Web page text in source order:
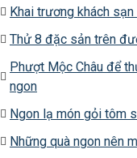
Khai trương khách
Thử 8 đặc sản trên
Phượt Mộc Châu để
ngon
Ngon lạ món gỏi tôm
Những quà ngon nên